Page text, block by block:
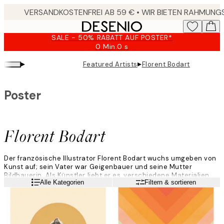
SALE - 50% RABATT AUF POSTER*
0 Min.0 s
Gültig
bis:
2026-
▸ Featured Artists▸Florent Bodart
Florent Bodart
Poster
Der französische Illustrator Florent Bodart wuchs umgeben von
Kunst auf; sein Vater war Geigenbauer und seine Mutter
Bildhauerin. Als Künstler liebt er es, verschiedene Materialien
und Ideen zu erforschen und ist bekannt für seine skurrilen und
„Mein kreativer Prozess beginnt oft mit einer Idee, die ich zu
skizzieren versuche. Danach zeichne ich es auf Papier, scanne
WeiterlesenAlle Kategorien Filtern & sortieren